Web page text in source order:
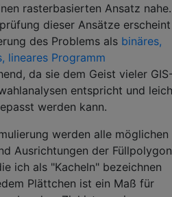
rasterbasierten Ansatz nahe.
dieser Ansätze erscheint
des Problems als binäres,
lineares Programm
da sie dem Geist vieler
entspricht und
werden kann.
werden alle möglichen
Ausrichtungen der
ich als "Kacheln" bezeichnen
Plättchen ist ein Maß für